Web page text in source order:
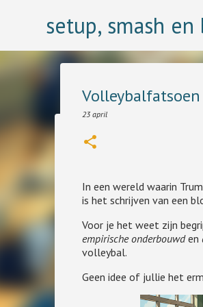
setup, smash
Wij winnen, zij
Ooit bestudeerde ik
een theorie dat
0
23 april
In een wereld waarin
is het schrijven van een
Voor je het weet zijn
empirische onderbouwden
volleybal.
Geen idee of jullie het